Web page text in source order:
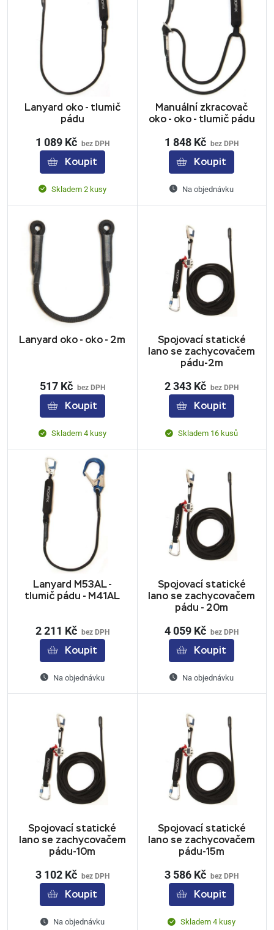
Lanyard oko - tlumič
pádu
1 089 Kč bez DPH
Koupit
Skladem 2 kusy
Manuální zkracovač
oko - oko - tlumič pádu
1 848 Kč bez DPH
Koupit
Na objednávku
Lanyard oko - oko - 2m
517 Kč bez DPH
Koupit
Skladem 4 kusy
Spojovací statické
lano se zachycovačem
pádu-2m
2 343 Kč bez DPH
Koupit
Skladem 16 kusů
Lanyard M53AL -
tlumič pádu - M41AL
2 211 Kč bez DPH
Koupit
Na objednávku
Spojovací statické
lano se zachycovačem
pádu - 20m
4 059 Kč bez DPH
Koupit
Na objednávku
Spojovací statické
lano se zachycovačem
pádu-10m
3 102 Kč bez DPH
Koupit
Na objednávku
Spojovací statické
lano se zachycovačem
pádu-15m
3 586 Kč bez DPH
Koupit
Skladem 4 kusy